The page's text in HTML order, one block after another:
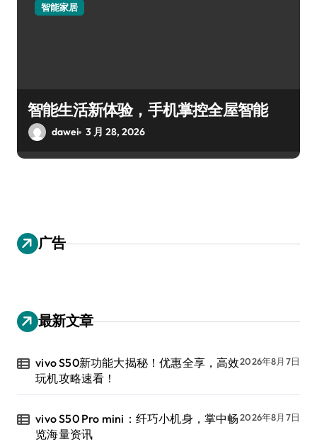
智能家居
智能生活新体验，手机掌控全屋智能
dawei 3 月 28, 2026
广告
最新文章
vivo S50新功能大揭秘！优惠全享，高效
玩机攻略速看！
2026年8月7日
vivo S50 Pro mini：纤巧小机身，掌中畅
览海量资讯
2026年8月7日